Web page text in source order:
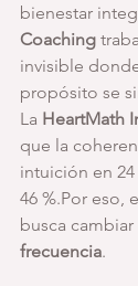
bienestar
Coaching
invisible
propósito se
La HeartMath
que la
intuición en
46 %.Por eso,
busca
frecuencia.